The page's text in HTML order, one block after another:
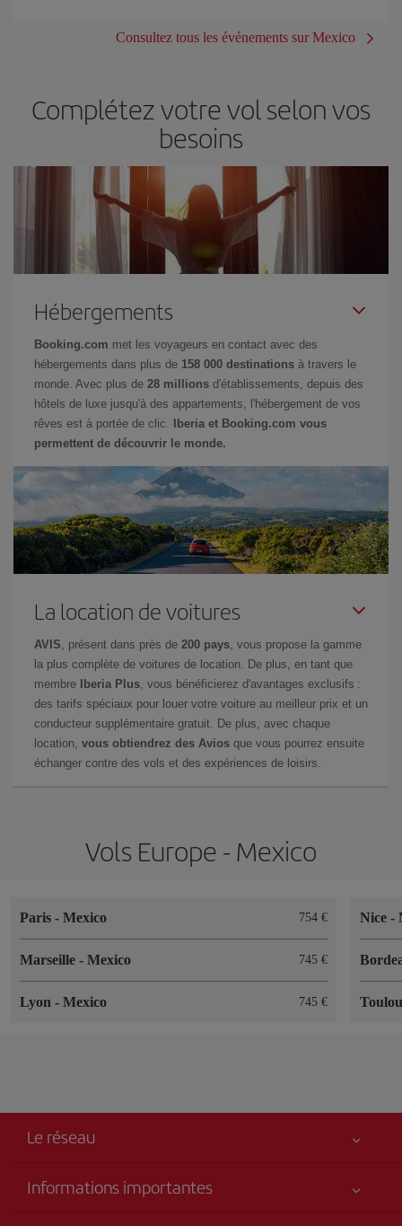
Consultez tous les événements sur Mexico
Complétez votre vol selon vos
besoins
Hébergements
Booking.com met les voyageurs en contact avec des
hébergements dans plus de 158 000 destinations à travers le
monde. Avec plus de 28 millions d'établissements, depuis des
hôtels de luxe jusqu'à des appartements, l'hébergement de vos
rêves est à portée de clic.
Iberia et Booking.com vous
permettent de découvrir le monde.
La location de voitures
AVIS , présent dans près de 200 pays , vous propose la gamme
la plus complète de voitures de location. De plus, en tant que
membre
Iberia Plus , vous bénéficierez d'avantages exclusifs :
des tarifs spéciaux pour louer votre voiture au meilleur prix et un
conducteur supplémentaire gratuit. De plus, avec chaque
location, vous obtiendrez des Avios que vous pourrez ensuite
échanger contre des vols et des expériences de loisirs.
Vols Europe - Mexico
Paris - Mexico 754 €
Marseille - Mexico 745 €
Lyon - Mexico 745 €
Nice-
Le réseau
Informations importantes